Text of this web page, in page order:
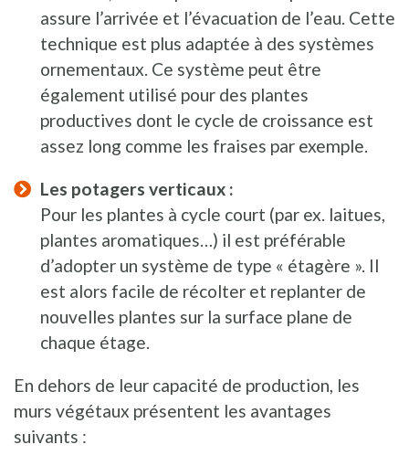
assure l’arrivée et l’évacuation de l’eau. Cette
technique est plus adaptée à des systèmes
ornementaux. Ce système peut être
également utilisé pour des plantes
productives dont le cycle de croissance est
assez long comme les fraises par exemple.
Les potagers verticaux :
Pour les plantes à cycle court (par ex. laitues,
plantes aromatiques…) il est préférable
d’adopter un système de type « étagère ». Il
est alors facile de récolter et replanter de
nouvelles plantes sur la surface plane de
chaque étage.
En dehors de leur capacité de production, les
murs végétaux présentent les avantages
suivants :